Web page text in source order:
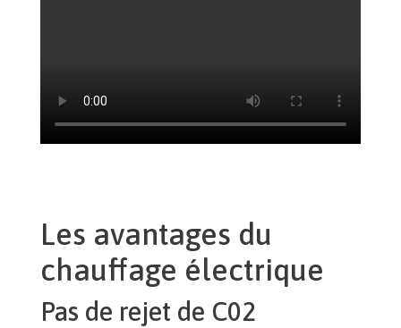
Les avantages du
chauffage électrique
Pas de rejet de C02